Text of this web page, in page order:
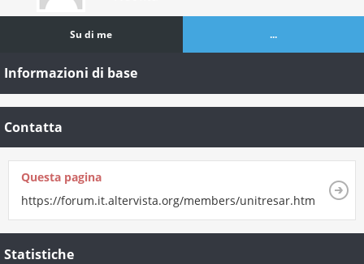
Su di me ...
Informazioni di base
Contatta
Questa pagina
https://forum.it.altervista.org/members/unitresar.html
Statistiche